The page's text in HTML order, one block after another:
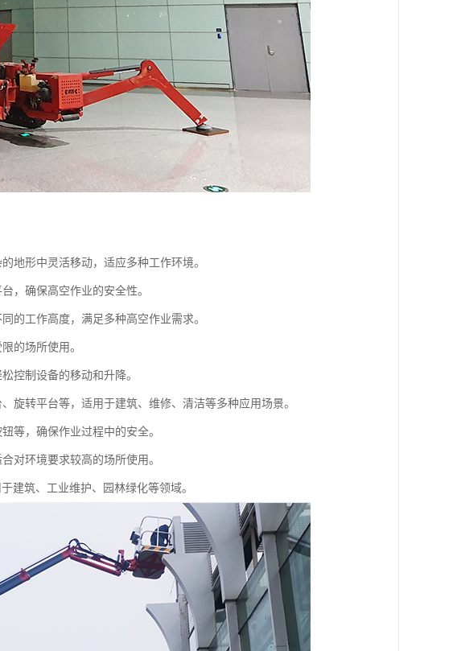
地形中灵活移动，适应多种工作环境。
，确保高空作业的安全性。
的工作高度，满足多种高空作业需求。
的场所使用。
控制设备的移动和升降。
旋转平台等，适用于建筑、维修、清洁等多种应用场景。
等，确保作业过程中的安全。
对环境要求较高的场所使用。
建筑、工业维护、园林绿化等领域。